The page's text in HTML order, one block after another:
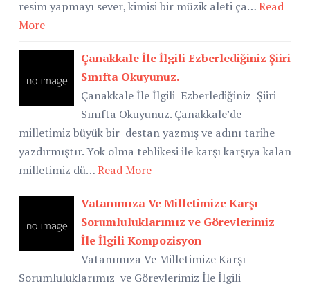
resim yapmayı sever, kimisi bir müzik aleti ça…Read
More
Çanakkale İle İlgili Ezberlediğiniz Şiiri
Sınıfta Okuyunuz.
Çanakkale İle İlgili Ezberlediğiniz Şiiri
Sınıfta Okuyunuz. Çanakkale’de
milletimiz büyük bir destan yazmış ve adını tarihe
yazdırmıştır. Yok olma tehlikesi ile karşı karşıya kalan
milletimiz dü…Read More
Vatanımıza Ve Milletimize Karşı
Sorumluluklarımız ve Görevlerimiz
İle İlgili Kompozisyon
Vatanımıza Ve Milletimize Karşı
Sorumluluklarımız ve Görevlerimiz İle İlgili